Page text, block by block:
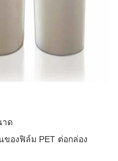
าด
องฟิล์ม PET ต่อกล่อง